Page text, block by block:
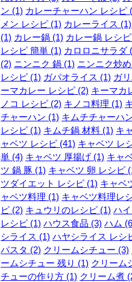
ン (1) カレーチャーハン レシピ
メン レシピ (1) カレーライス (1)
(1) カレー鍋 (1) カレー鍋 レシ
レシピ 簡単 (1) カロロニサラダ
(2) ニンニク 鍋 (1) ニンニク炒
レシピ (1) ガパオライス (1) ガ
ーマカレー レシピ (2) キーマカ
ノコ レシピ (2) キノコ料理 (1)
チャーハン (1) キムチチャーハ
レシピ (1) キムチ鍋 材料 (1) キ
ャベツ レシピ (41) キャベツ レ
単 (4) キャベツ 厚揚げ (1) キャ
ツ 鍋 豚 (1) キャベツ 卵 レシピ
ツダイエット レシピ (1) キャベ
ャベツ料理 (1) キャベツ料理レ
ピ (2) キュウリのレシピ (1) ハ
レシピ (1) ハウス食品 (3) ハム
シライス (1) ハヤシライス レシ
パスタ (2) クリームシチュー (3)
ームシチュー 残り (1) クリーム
チューの作り方 (1) クリーム煮